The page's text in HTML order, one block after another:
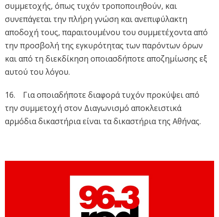
συμμετοχής, όπως τυχόν τροποποιηθούν, και
συνεπάγεται την πλήρη γνώση και ανεπιφύλακτη
αποδοχή τους, παραιτουμένου του συμμετέχοντα από
την προσβολή της εγκυρότητας των παρόντων όρων
και από τη διεκδίκηση οποιασδήποτε αποζημίωσης εξ
αυτού του λόγου.
16. Για οποιαδήποτε διαφορά τυχόν προκύψει από
την συμμετοχή στον Διαγωνισμό αποκλειστικά
αρμόδια δικαστήρια είναι τα δικαστήρια της Αθήνας.